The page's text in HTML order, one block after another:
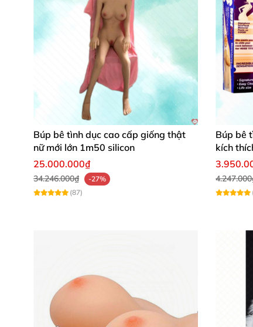
Búp bê tình dục cao cấp giống thật
nữ mới lớn 1m50 silicon
25.000.000₫
34.246.000₫
-27%
(87)
Búp bê
kích